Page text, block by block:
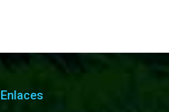
Enlaces